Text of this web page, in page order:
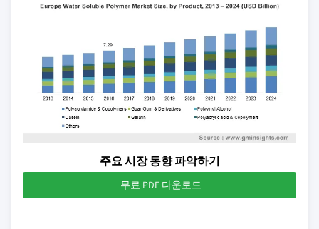
주요 시장 동향 파악하기
무료 PDF 다운로드